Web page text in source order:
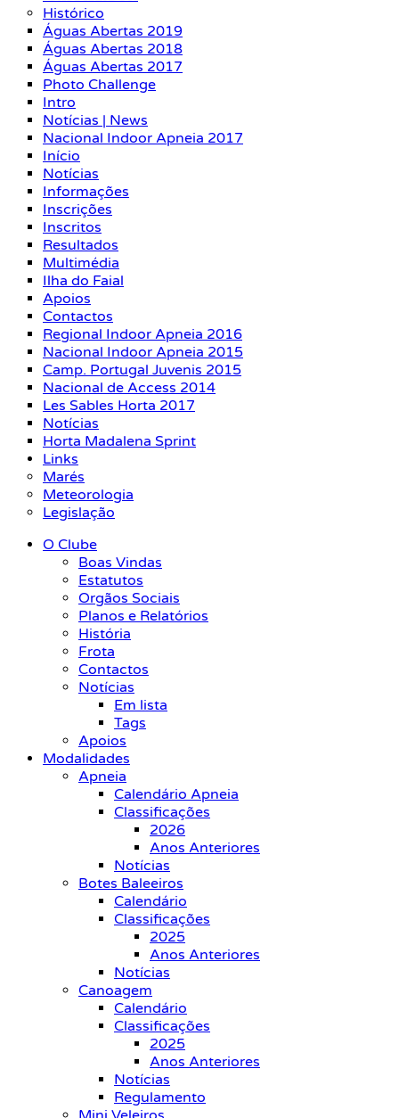
Histórico
Águas Abertas 2019
Águas Abertas 2018
Águas Abertas 2017
Photo Challenge
Intro
Notícias | News
Nacional Indoor Apneia 2017
Início
Notícias
Informações
Inscrições
Inscritos
Resultados
Multimédia
Ilha do Faial
Apoios
Contactos
Regional Indoor Apneia 2016
Nacional Indoor Apneia 2015
Camp. Portugal Juvenis 2015
Nacional de Access 2014
Les Sables Horta 2017
Notícias
Horta Madalena Sprint
Links
Marés
Meteorologia
Legislação
O Clube
Boas Vindas
Estatutos
Orgãos Sociais
Planos e Relatórios
História
Frota
Contactos
Notícias
Em lista
Tags
Apoios
Modalidades
Apneia
Calendário Apneia
Classificações
2026
Anos Anteriores
Notícias
Botes Baleeiros
Calendário
Classificações
2025
Anos Anteriores
Notícias
Canoagem
Calendário
Classificações
2025
Anos Anteriores
Notícias
Regulamento